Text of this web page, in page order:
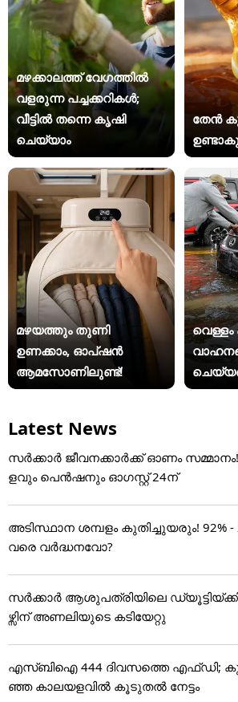
മഴക്കാലത്ത് വേഗത്തിൽ
വളരുന്ന പച്ചക്കറികൾ;
വീട്ടിൽ തന്നെ കൃഷി
ചെയ്യാം
തേൻ
മഴയത്തും തുണി
ഉണക്കാം, ഓപ്ഷൻ
ആമസോണിലുണ്ട്!
Latest News
സർക്കാർ ജീവനക്കാർക്ക് ഓണം
ളവും പെൻഷനും ഓഗസ്റ്റ് 24ന്
അടിസ്ഥാന ശമ്പളം കുതിച്ചുയരും! 92% -
വരെ വർദ്ധനവോ?
സർക്കാർ ആശുപത്രിയിലെ
ഴ്സിന് അ‌ണലിയുടെ കടിയേറ്റു
എസ്ബിഐ 444 ദിവസത്തെ എഫ്ഡി;
ഞ്ഞ കാലയളവില്‍ കൂടുതല്‍ നേട്ടം